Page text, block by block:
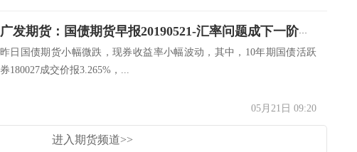
广发期货：国债期货早报20190521-汇率问题成下一阶段关键因素
昨日国债期货小幅微跌，现券收益率小幅波动，其中，10年期国债活跃
券180027成交价报3.265%，...
05月21日 09:20
进入期货频道>>